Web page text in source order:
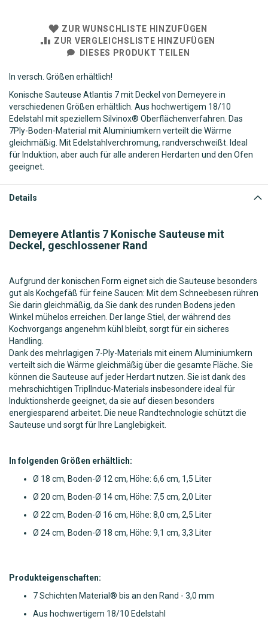
ZUR WUNSCHLISTE HINZUFÜGEN
ZUR VERGLEICHSLISTE HINZUFÜGEN
DIESES PRODUKT TEILEN
In versch. Größen erhältlich!
Konische Sauteuse Atlantis 7 mit Deckel von Demeyere in
verschiedenen Größen erhältlich. Aus hochwertigem 18/10
Edelstahl mit speziellem Silvinox® Oberflächenverfahren. Das
7Ply-Boden-Material mit Aluminiumkern verteilt die Wärme
gleichmäßig. Mit Edelstahlverchromung, randverschweißt. Ideal
für Induktion, aber auch für alle anderen Herdarten und den Ofen
geeignet.
Details
Demeyere Atlantis 7 Konische Sauteuse mit
Deckel, geschlossener Rand
Aufgrund der konischen Form eignet sich die Sauteuse besonders
gut als Kochgefäß für feine Saucen: Mit dem Schneebesen rühren
Sie darin gleichmäßig, da Sie dank des runden Bodens jeden
Winkel mühelos erreichen. Der lange Stiel, der während des
Kochvorgangs angenehm kühl bleibt, sorgt für ein sicheres
Handling.
Dank des mehrlagigen 7-Ply-Materials mit einem Aluminiumkern
verteilt sich die Wärme gleichmäßig über die gesamte Fläche. Sie
können die Sauteuse auf jeder Herdart nutzen. Sie ist dank des
mehrschichtigen TriplInduc-Materials insbesondere ideal für
Induktionsherde geeignet, da sie auf diesen besonders
energiesparend arbeitet. Die neue Randtechnologie schützt die
Sauteuse und sorgt für Ihre Langlebigkeit.
In folgenden Größen erhältlich:
Ø 18 cm, Boden-Ø 12 cm, Höhe: 6,6 cm, 1,5 Liter
Ø 20 cm, Boden-Ø 14 cm, Höhe: 7,5 cm, 2,0 Liter
Ø 22 cm, Boden-Ø 16 cm, Höhe: 8,0 cm, 2,5 Liter
Ø 24 cm, Boden-Ø 18 cm, Höhe: 9,1 cm, 3,3 Liter
Produkteigenschaften:
7 Schichten Material® bis an den Rand - 3,0 mm
Aus hochwertigem 18/10 Edelstahl